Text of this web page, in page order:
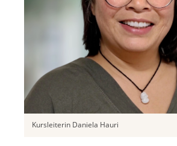
Kursleiterin Daniela Hauri